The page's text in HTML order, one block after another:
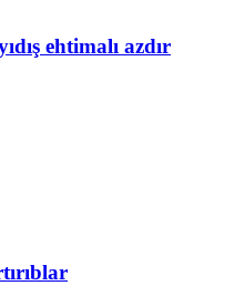
ehtimalı azdır